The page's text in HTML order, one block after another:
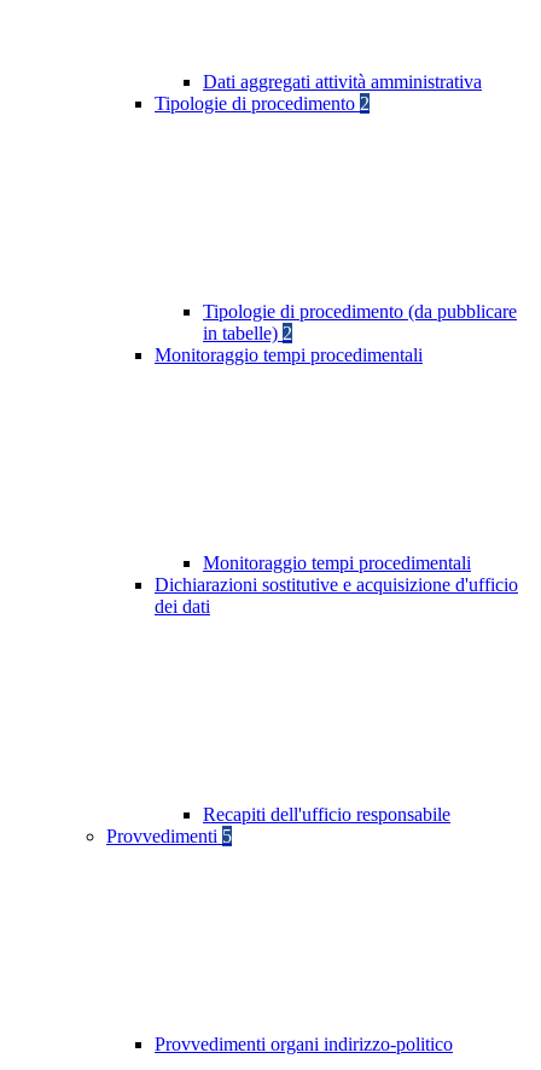
Dati aggregati attività amministrativa
Tipologie di procedimento 2
Tipologie di procedimento (da pubblicare
in tabelle) 2
Monitoraggio tempi procedimentali
Monitoraggio tempi procedimentali
Dichiarazioni sostitutive e acquisizione d'ufficio
dei dati
Recapiti dell'ufficio responsabile
Provvedimenti 5
Provvedimenti organi indirizzo-politico